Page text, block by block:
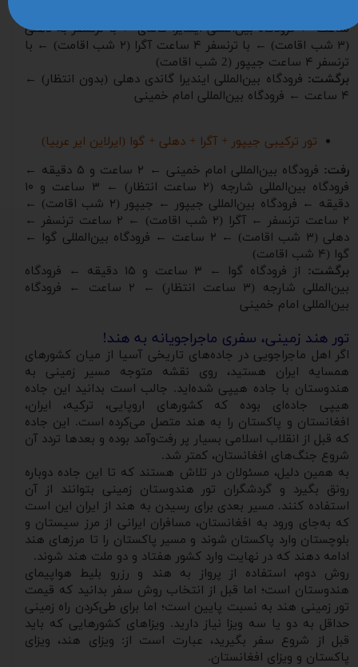
ساعت ← فرودگاه بین‌المللی ایندیرا گاندی ← با ترنسفر به دهلی
(۳ شب اقامت) ← با ترنسفر ۴ ساعت آگرا (۲ شب اقامت) ← با
ترنسفر ۴ ساعت جیپور (2 شب اقامت)
برگشت: فرودگاه بین‌المللی ایندیرا گاندی دهلی (بدون انتظار) ←
۴ ساعت ← فرودگاه بین‌المللی امام خمینی
تور ترکیبی جیپور + آگرا + دهلی + گوا (ایرلاین ایر عربیا)
رفت:
فرودگاه بین‌المللی امام خمینی ← ۲ ساعت و ۵ دقیقه ←
فرودگاه بین‌المللی شارجه (۲ ساعت انتظار) ← ۳ ساعت و ۱۰
دقیقه ← فرودگاه بین‌المللی جیپور ← جیپور (۲ شب اقامت) ←
۲ ساعت ترنسفر ← آگرا (۲ شب اقامت) ← ۲ ساعت ترنسفر ←
دهلی (۳ شب اقامت) ← ۲ ساعت ← فرودگاه بین‌المللی گوا ←
گوا (۴ شب اقامت)
برگشت:
از فرودگاه گوا ← ۳ ساعت و ۱۵ دقیقه ← فرودگاه
بین‌المللی شارجه (۳ ساعت انتظار) ← ۲ ساعت ← فرودگاه
بین‌المللی امام خمینی
تور هند زمینی، سفری ماجراجویانه به هند!
اگر اهل ماجراجویی در جاده‌های تاریخی آسیا از میان کشورهای
همسایه ایران هستید، روی نقشه متوجه مسیر زمینی به
هندوستان با جاده هیپی شده‌اید. جالب است بدانید این جاده
هیپی جاده‌ای بوده که کشورهای اروپایی، ترکیه، ایران،
افغانستان و پاکستان را به هند متصل می‌کرده است. این جاده
که قبل از انقلاب اسلامی بسیار پر رفت‌وآمد بوده و بعدها تردد آن
شروع جنگ‌های افغانستان، کمتر شد.
به همین دلیل، مسئولان در تلاش هستند که تا این جاده دوباره
رونق بگیرد و گردشگران تور هندوستان زمینی بتوانند از آن
استفاده کنند. مسیر بعدی برای رسیدن به هند از ایران این است
که به‌جای ورود به افغانستان، مسافران ایرانی از مرز سیستان و
بلوچستان وارد پاکستان شوند و مسیر پاکستان را تا مرزهای هند
ادامه دهند که در نهایت وارد کشور هفتاد و دو ملت هند ‌شوند.
روش دوم، استفاده از پرواز به هند و رزرو بلیط هواپیمای
هندوستان است؛ اما قبل از انتخاب روش سفر بدانید که قیمت
تور زمینی هند به نسبت پایین است؛ اما برای طی‌کردن راه زمینی
حداقل به دو یا سه ویزا نیاز دارید. ویزاهای کشورهایی که باید
قبل از شروع سفر بگیرید، عبارت است از: ویزای هند، ویزای
پاکستان و ویزای افغانستان.